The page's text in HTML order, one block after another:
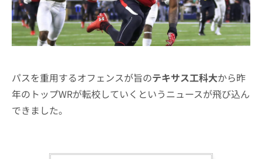
パスを重用するオフェンスが旨のテキサス工科大から昨
年のトップWRが転校していくというニュースが飛び込ん
できました。